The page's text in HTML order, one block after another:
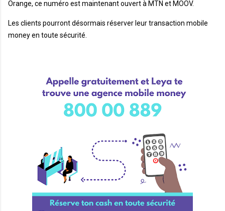
Orange, ce numéro est maintenant ouvert à MTN et MOOV.
Les clients pourront désormais réserver leur transaction mobile
money en toute sécurité.